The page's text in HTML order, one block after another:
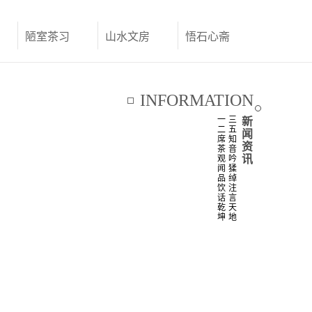
陋室茶习 山水文房 悟石心斋
INFORMATION
新
闻
资
讯
三
五
知
音
吟
猱
绰
注
言
天
地
一
二
席
茶
观
闻
品
饮
话
乾
坤